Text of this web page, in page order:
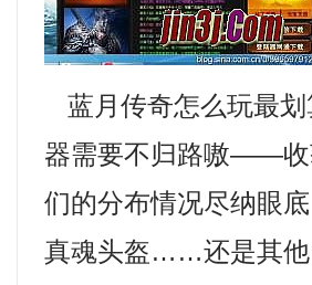
蓝月传奇怎么玩最划
器需要不归路嗷——收
们的分布情况尽纳眼
真魂头盔……还是其他